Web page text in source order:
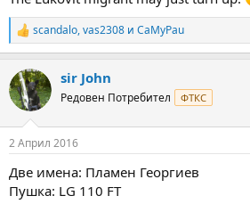
R
e
c
t
i
s
scandalo,vas2308 и CaMyPau
sir John
Редовен Потребител ФТКС
2 Април 2016
Две имена: Пламен Георгиев
Пушка: LG 110 FT